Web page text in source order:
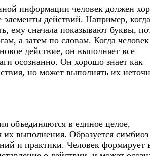
информации человек должен
элементы действий. Например, когда
ему сначала показывают буквы,
а затем по словам. Когда человек
действие, он выполняет все
осознанно. Он хорошо знает как
но может выполнять их
объединяются в единое целое,
их выполнения. Образуется симбиоз
и практики. Человек формирует